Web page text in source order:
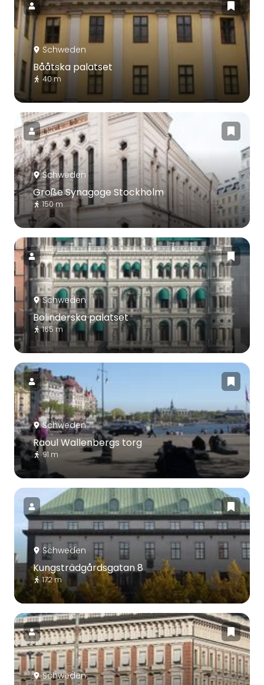
Schweden
Bååtska palatset
40 m
Schweden
Große Synagoge Stockholm
150 m
Schweden
Bolinderska palatset
165 m
Schweden
Raoul Wallenbergs torg
91 m
Schweden
Kungsträdgårdsgatan 8
172 m
Schweden